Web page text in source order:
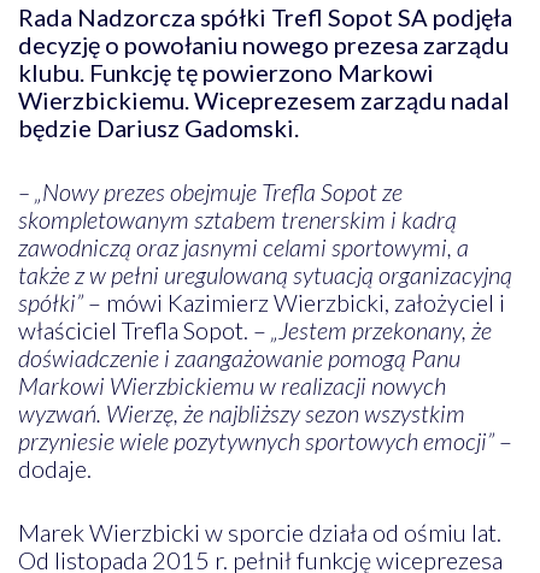
Rada Nadzorcza spółki Trefl Sopot SA podjęła
decyzję o powołaniu nowego prezesa zarządu
klubu. Funkcję tę powierzono Markowi
Wierzbickiemu. Wiceprezesem zarządu nadal
będzie Dariusz Gadomski.
– „Nowy prezes obejmuje Trefla Sopot ze
skompletowanym sztabem trenerskim i kadrą
zawodniczą oraz jasnymi celami sportowymi, a
także z w pełni uregulowaną sytuacją organizacyjną
spółki”– mówi Kazimierz Wierzbicki, założyciel i
właściciel Trefla Sopot. – „Jestem przekonany, że
doświadczenie i zaangażowanie pomogą Panu
Markowi Wierzbickiemu w realizacji nowych
wyzwań. Wierzę, że najbliższy sezon wszystkim
przyniesie wiele pozytywnych sportowych emocji”–
dodaje.
Marek Wierzbicki w sporcie działa od ośmiu lat.
Od listopada 2015 r. pełnił funkcję wiceprezesa